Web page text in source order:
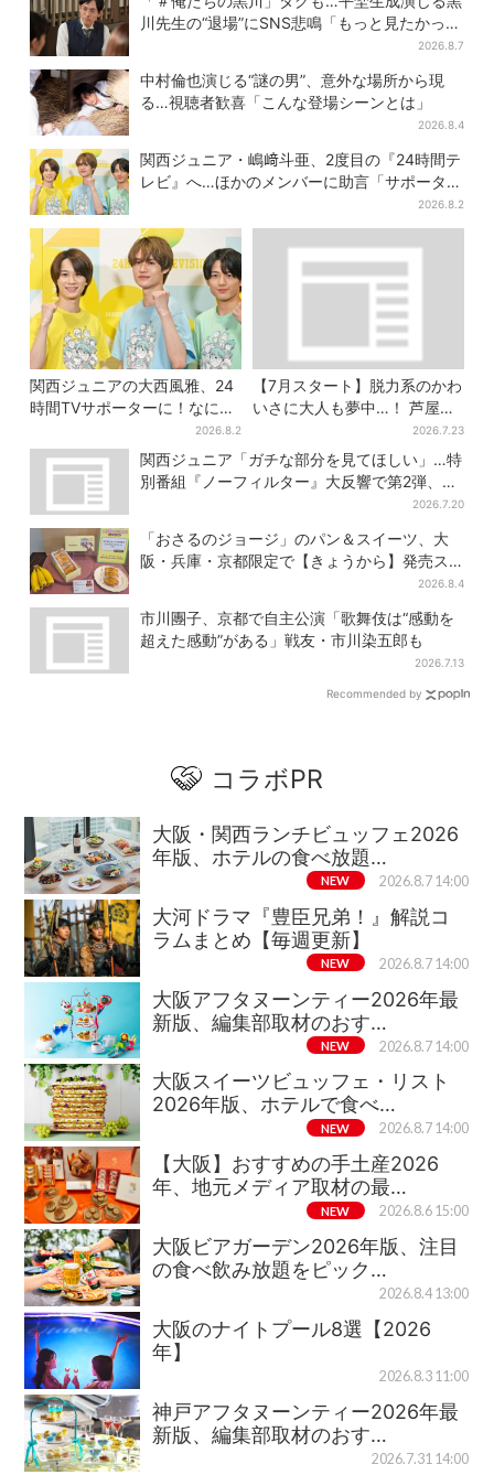
川先生の“退場”にSNS悲鳴「もっと見たかっ
2026.8.7
中村倫也演じる“謎の男”、意外な場所から現
る…視聴者歓喜「こんな登場シーンとは」
2026.8.4
関西ジュニア・嶋﨑斗亜、2度目の『24時間テ
レビ』へ…ほかのメンバーに助言「サポーター
2026.8.2
関西ジュニアの大西風雅、24
時間TVサポーターに！なにわ
男子・藤原丈一郎からの応援
メッセージを告白
2026.8.2
【7月スタート】脱力系のかわ
いさに大人も夢中…！ 芦屋の
美術館で「チェコ絵本」展、
老舗文具メーカーのグッズに
も注目
2026.7.23
関西ジュニア「ガチな部分を見てほしい」…特
別番組『ノーフィルター』大反響で第2弾、7
2026.7.20
「おさるのジョージ」のパン＆スイーツ、大
阪・兵庫・京都限定で【きょうから】発売ス
2026.8.4
市川團子、京都で自主公演「歌舞伎は“感動を
超えた感動”がある」戦友・市川染五郎も
2026.7.13
Recommended by
コラボPR
大阪・関西ランチビュッフェ2026
年版、ホテルの食べ放題…
NEW 2026.8.7 14:00
大河ドラマ『豊臣兄弟！』解説コ
ラムまとめ【毎週更新】
NEW 2026.8.7 14:00
大阪アフタヌーンティー2026年最
新版、編集部取材のおす…
NEW 2026.8.7 14:00
大阪スイーツビュッフェ・リスト
2026年版、ホテルで食べ…
NEW 2026.8.7 14:00
【大阪】おすすめの手土産2026
年、地元メディア取材の最…
NEW 2026.8.6 15:00
大阪ビアガーデン2026年版、注目
の食べ飲み放題をピック…
2026.8.4 13:00
大阪のナイトプール8選【2026
年】
2026.8.3 11:00
神戸アフタヌーンティー2026年最
新版、編集部取材のおす…
2026.7.31 14:00